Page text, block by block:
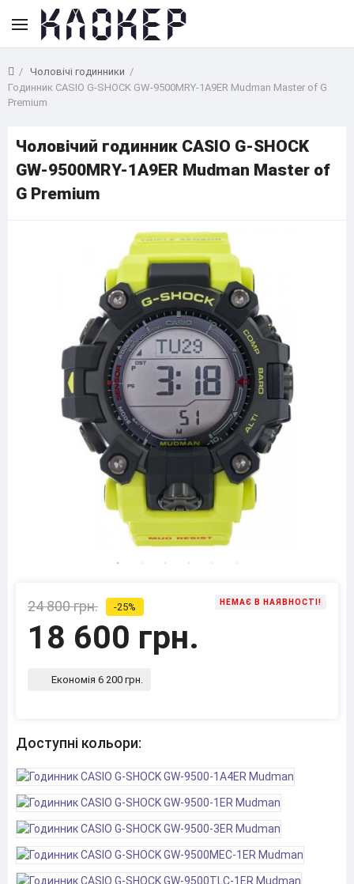
Чоловічі годинники
Годинник CASIO G-SHOCK GW-9500MRY-1A9ER Mudman Master of G
Premium
Чоловічий годинник CASIO G-SHOCK
GW-9500MRY-1A9ER Mudman Master of
G Premium
24 800 грн. -25%
18 600 грн.
НЕМАЄ В НАЯВНОСТІ!
Економія 6 200 грн.
Доступні кольори: